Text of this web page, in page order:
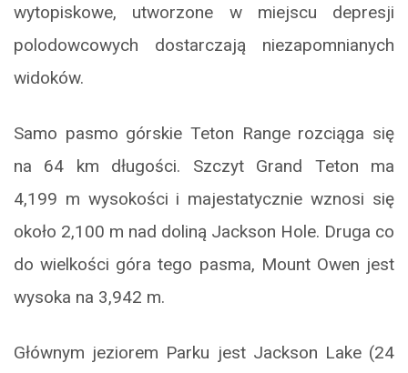
wytopiskowe, utworzone w miejscu depresji
polodowcowych dostarczają niezapomnianych
widoków.
Samo pasmo górskie Teton Range rozciąga się
na 64 km długości. Szczyt Grand Teton ma
4,199 m wysokości i majestatycznie wznosi się
około 2,100 m nad doliną Jackson Hole. Druga co
do wielkości góra tego pasma, Mount Owen jest
wysoka na 3,942 m.
Głównym jeziorem Parku jest Jackson Lake (24